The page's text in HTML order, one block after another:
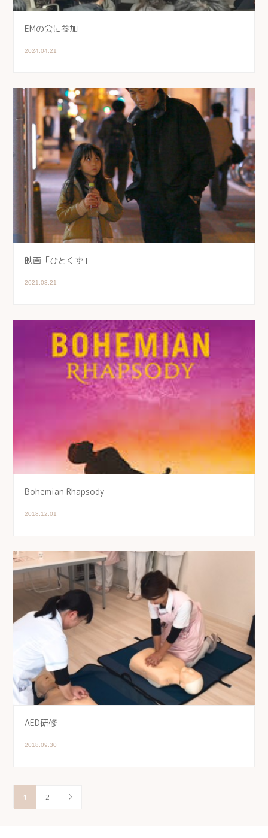
EMの会に参加
2024.04.21
映画「ひとくず」
2021.03.21
Bohemian Rhapsody
2018.12.01
AED研修
2018.09.30
1 2